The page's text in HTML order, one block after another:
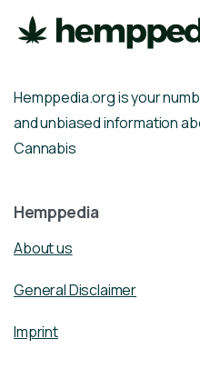
Hemppedia.org is your
and unbiased information
Cannabis
Hemppedia
About us
General Disclaimer
Imprint